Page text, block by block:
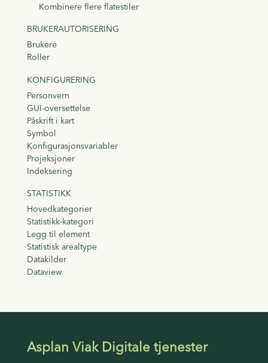
Kombinere flere flatestiler
BRUKERAUTORISERING
Brukere
Roller
KONFIGURERING
Personvern
GUI-oversettelse
Påskrift i kart
Symbol
Konfigurasjonsvariabler
Projeksjoner
Indeksering
STATISTIKK
Hovedkategorier
Statistikk-kategori
Legg til element
Statistisk arealtype
Datakilder
Dataview
Asplan Viak Digitale tjenester